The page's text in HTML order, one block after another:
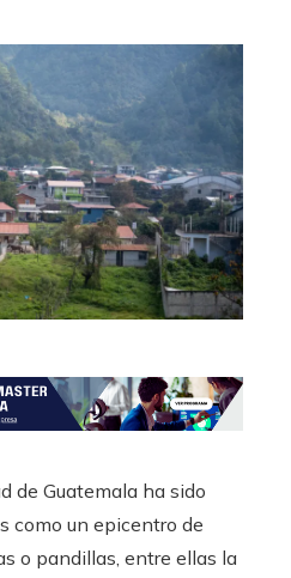
de Guatemala ha sido
como un epicentro de
o pandillas, entre ellas la